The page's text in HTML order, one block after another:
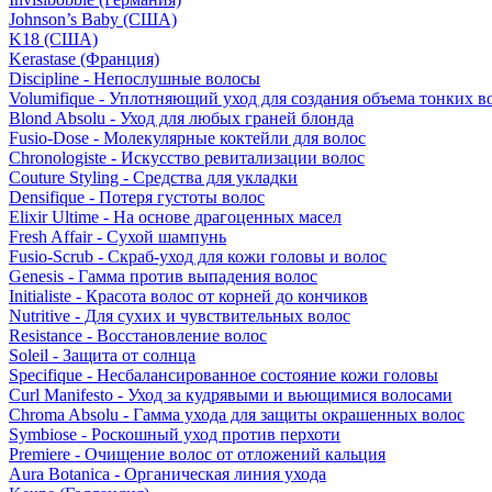
Johnson’s Baby (США)
K18 (США)
Kerastase (Франция)
Discipline - Непослушные волосы
Volumifique - Уплотняющий уход для создания объема тонких
Blond Absolu - Уход для любых граней блонда
Fusio-Dose - Молекулярные коктейли для волос
Chronologiste - Искусство ревитализации волос
Couture Styling - Средства для укладки
Densifique - Потеря густоты волос
Elixir Ultime - На основе драгоценных масел
Fresh Affair - Сухой шампунь
Fusio-Scrub - Скраб-уход для кожи головы и волос
Genesis - Гамма против выпадения волос
Initialiste - Красота волос от корней до кончиков
Nutritive - Для сухих и чувствительных волос
Resistance - Восстановление волос
Soleil - Защита от солнца
Specifique - Несбалансированное состояние кожи головы
Curl Manifesto - Уход за кудрявыми и вьющимися волосами
Chroma Absolu - Гамма ухода для защиты окрашенных волос
Symbiose - Роскошный уход против перхоти
Premiere - Очищение волос от отложений кальция
Aura Botanica - Органическая линия ухода